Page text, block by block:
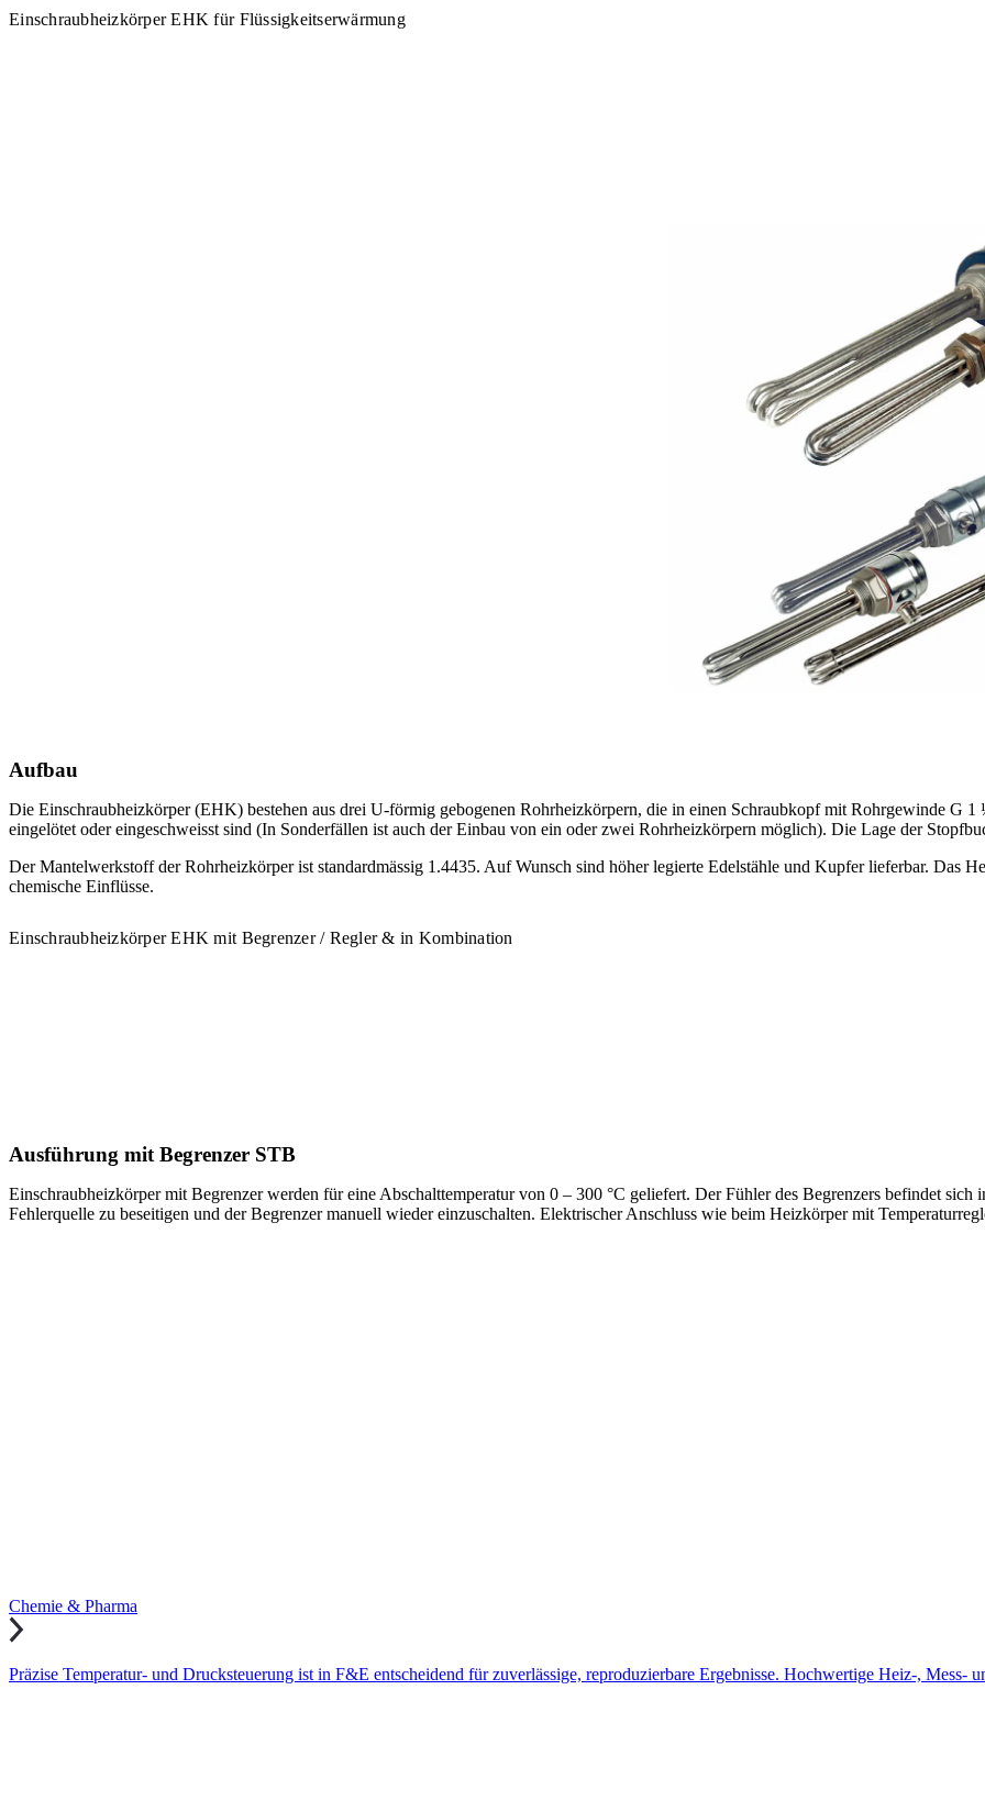
Einschraubheizkörper EHK für Flüssigkeitserwärmung
Aufbau
Die Einschraubheizkörper (EHK) bestehen aus drei U-förmig gebogenen Rohrheizkörpern, die in einen Schraubkopf mit Rohrgewinde G
eingelötet oder eingeschweisst sind (In Sonderfällen ist auch der Einbau von ein oder zwei Rohrheizkörpern möglich). Die Lage der
Der Mantelwerkstoff der Rohrheizkörper ist standardmässig 1.4435. Auf Wunsch sind höher legierte Edelstähle und Kupfer lieferbar. Das
chemische Einflüsse.
Einschraubheizkörper EHK mit Begrenzer / Regler & in Kombination
Ausführung mit Begrenzer STB
Einschraubheizkörper mit Begrenzer werden für eine Abschalttemperatur von 0 – 300 °C geliefert. Der Fühler des Begrenzers befindet sich
Fehlerquelle zu beseitigen und der Begrenzer manuell wieder einzuschalten. Elektrischer Anschluss wie beim Heizkörper mit
Chemie & Pharma
Präzise Temperatur- und Drucksteuerung ist in F&E entscheidend für zuverlässige, reproduzierbare Ergebnisse. Hochwertige Heiz-, Mess-